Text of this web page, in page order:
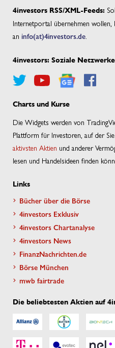
4investors RSS/XML-Feeds:
Internetportal übernehmen
an info(at)4investors.de
4investors: Soziale Netzwerke
Charts und Kurse
Die Widgets werden von
Plattform für Investoren, auf der
aktivsten Aktien und anderer
lesen und Handelsideen finden
Links
Bücher über die Börse
4investors Exklusiv
4investors Chartanalyse
4investors News
FinanzNachrichten.de
Börse München
mwb fairtrade
Die beliebtesten Aktien auf